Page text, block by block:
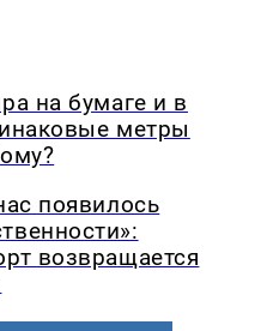
на бумаге и в
метры
появилось
возвращается